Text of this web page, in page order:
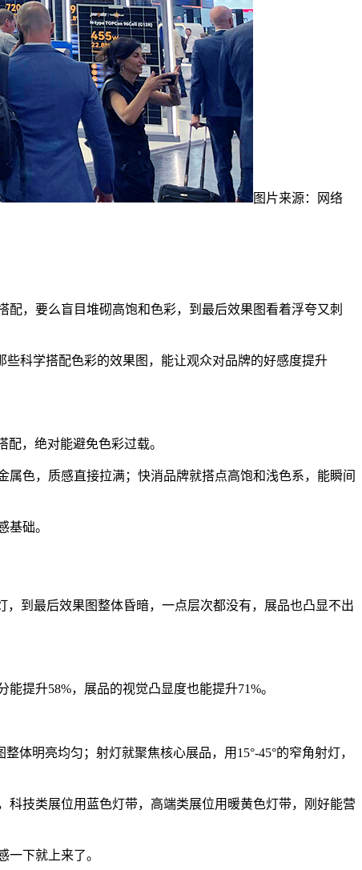
图片来源：网络
，要么盲目堆砌高饱和色彩，到最后效果图看着浮夸又刺
科学搭配色彩的效果图，能让观众对品牌的好感度提升
，绝对能避免色彩过载。
色，质感直接拉满；快消品牌就搭点高饱和浅色系，能瞬间
基础。
到最后效果图整体昏暗，一点层次都没有，展品也凸显不出
提升58%，展品的视觉凸显度也能提升71%。
明亮均匀；射灯就聚焦核心展品，用15°-45°的窄角射灯，
技类展位用蓝色灯带，高端类展位用暖黄色灯带，刚好能营
下就上来了。